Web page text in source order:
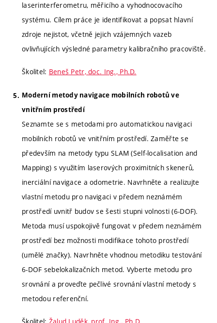
laserinterferometru, měřicího a vyhodnocovacího
systému. Cílem práce je identifikovat a popsat hlavní
zdroje nejistot, včetně jejich vzájemných vazeb
ovlivňujících výsledné parametry kalibračního pracoviště.
Školitel: Beneš Petr, doc. Ing., Ph.D.
Moderní metody navigace mobilních robotů ve
vnitřním prostředí
Seznamte se s metodami pro automatickou navigaci
mobilních robotů ve vnitřním prostředí. Zaměřte se
především na metody typu SLAM (Self-localisation and
Mapping) s využitím laserových proximitních skenerů,
inerciální navigace a odometrie. Navrhněte a realizujte
vlastní metodu pro navigaci v předem neznámém
prostředí uvnitř budov se šesti stupni volnosti (6-DOF).
Metoda musí uspokojivě fungovat v předem neznámém
prostředí bez možnosti modifikace tohoto prostředí
(umělé značky). Navrhněte vhodnou metodiku testování
6-DOF sebelokalizačních metod. Vyberte metodu pro
srovnání a proveďte pečlivé srovnání vlastní metody s
metodou referenční.